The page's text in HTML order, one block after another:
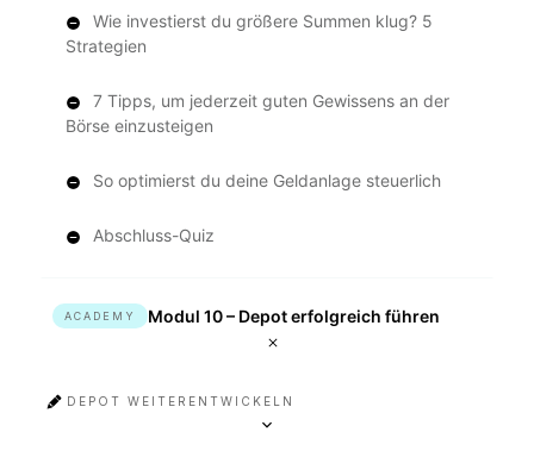
Wie investierst du größere Summen klug? 5
Strategien
7 Tipps, um jederzeit guten Gewissens an der
Börse einzusteigen
So optimierst du deine Geldanlage steuerlich
Abschluss-Quiz
ACADEMY Modul 10 – Depot erfolgreich führen
DEPOT WEITERENTWICKELN